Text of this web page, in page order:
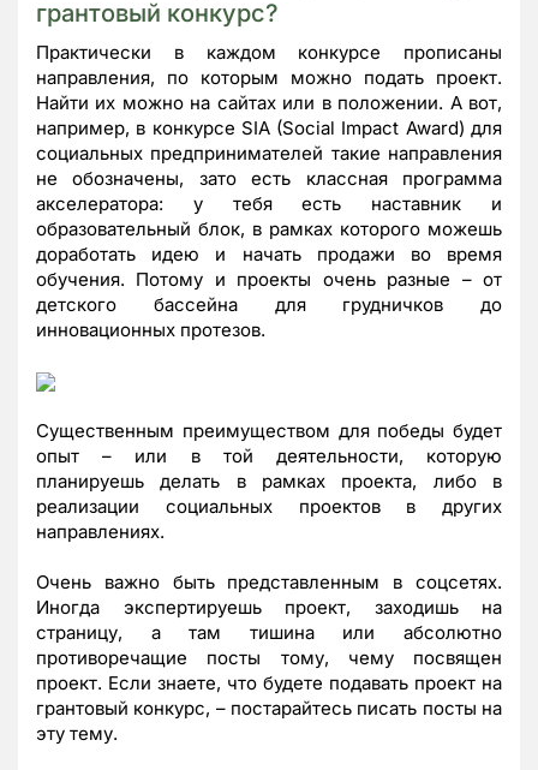
грантовый конкурс?
Практически в каждом конкурсе прописаны
направления, по которым можно подать проект.
Найти их можно на сайтах или в положении. А вот,
например, в конкурсе SIA (Social Impact Award) для
социальных предпринимателей такие направления
не обозначены, зато есть классная программа
акселератора: у тебя есть наставник и
образовательный блок, в рамках которого можешь
доработать идею и начать продажи во время
обучения. Потому и проекты очень разные – от
детского бассейна для грудничков до
инновационных протезов.
Существенным преимуществом для победы будет
опыт – или в той деятельности, которую
планируешь делать в рамках проекта, либо в
реализации социальных проектов в других
направлениях.
Очень важно быть представленным в соцсетях.
Иногда экспертируешь проект, заходишь на
страницу, а там тишина или абсолютно
противоречащие посты тому, чему посвящен
проект. Если знаете, что будете подавать проект на
грантовый конкурс, – постарайтесь писать посты на
эту тему.